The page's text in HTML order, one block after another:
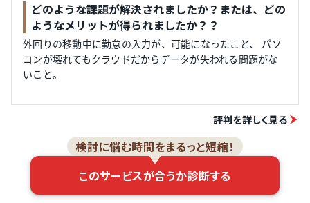
どのような課題が解決されましたか？または、どの
ようなメリットが得られましたか？？
外回りの移動中に勤怠の入力が、可能になったこと、 パソ
コンが壊れてもクラウドだからデータが失われる問題がな
いこと。
評判を詳しく見る
検討に悩む時間をまるっと短縮！
このサービスが合うか診断する